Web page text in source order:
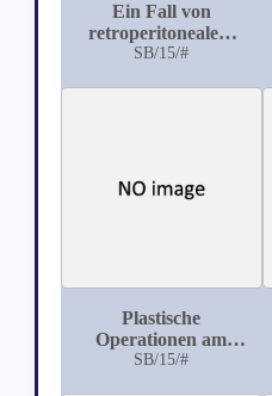
Ein Fall von
retroperitonealem
Ganglioneurom
SB/15/#
Plastische
Operationen am
Nierenbecken und
SB/15/#